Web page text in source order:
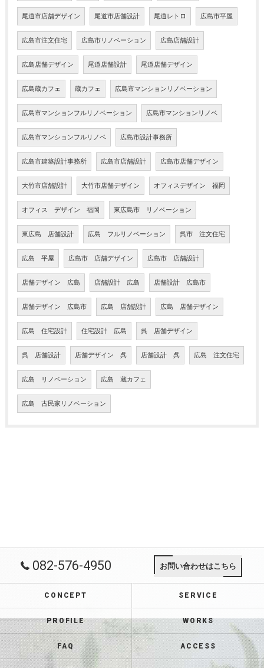
尾道市店舗デザイン 尾道市店舗設計 尾道レトロ 広島市平屋
広島市注文住宅 広島市リノベーション 広島店舗設計
広島店舗デザイン 尾道店舗設計 尾道店舗デザイン
広島蔵カフェ 蔵カフェ 広島市マンションリノベーション
広島市マンションフルリノベーション 広島市マンションリノベ
広島市マンションフルリノベ 広島市設計事務所
広島市建築設計事務所 広島市店舗設計 広島市店舗デザイン
大竹市店舗設計 大竹市店舗デザイン オフィスデザイン 福岡
オフィス デザイン 福岡 東広島市 リノベーション
東広島 店舗設計 広島 フルリノベーション 呉市 注文住宅
広島 平屋 広島市 店舗デザイン 広島市 店舗設計
店舗デザイン 広島 店舗設計 広島 店舗設計 広島市
店舗デザイン 広島市 広島 店舗設計 広島 店舗デザイン
広島 住宅設計 住宅設計 広島 呉 店舗デザイン
呉 店舗設計 店舗デザイン 呉 店舗設計 呉 広島 注文住宅
広島 リノベーション 広島 蔵カフェ
広島 古民家リノベーション
082-576-4950 お問い合わせはこちら
CONCEPT SERVICE
PROFILE WORKS
FAQ ACCESS